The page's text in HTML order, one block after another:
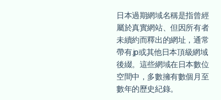
日本過期網域名稱是指曾經
屬於真實網站、但因所有者
未續約而釋出的網址，通常
帶有.jp或其他日本頂級網域
後綴。這些網域在日本數位
空間中，多數擁有數個月至
數年的歷史紀錄。